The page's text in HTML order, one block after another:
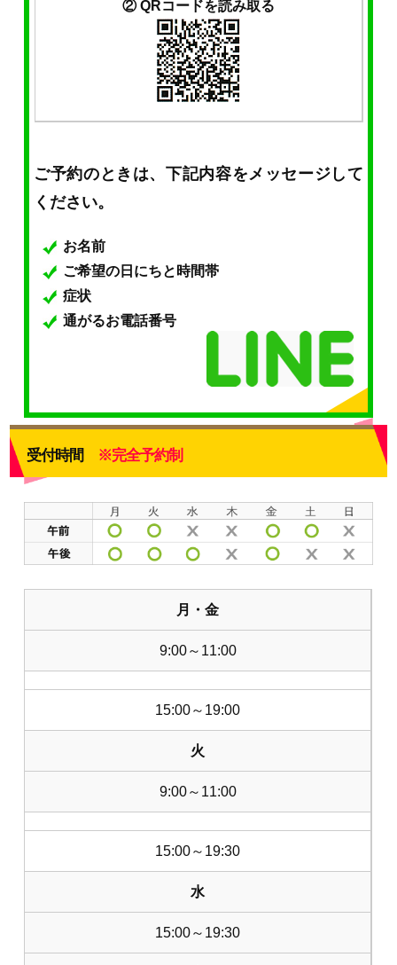
② QRコードを読み取る
ご予約のときは、下記内容をメッセージして
ください。
お名前
ご希望の日にちと時間帯
症状
通がるお電話番号
受付時間 ※完全予約制
月・金
9:00～11:00
15:00～19:00
火
9:00～11:00
15:00～19:30
水
15:00～19:30